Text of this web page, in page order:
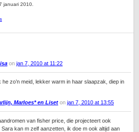
januari 2010.
on jan 7, 2010 at 11:22
zo’n meid, lekker warm in haar slaapzak, diep in
Marloes* en Liset on jan 7, 2010 at 13:55
van fisher price, die projecteert ook
kan m zelf aanzetten, ik doe m ook altijd aan